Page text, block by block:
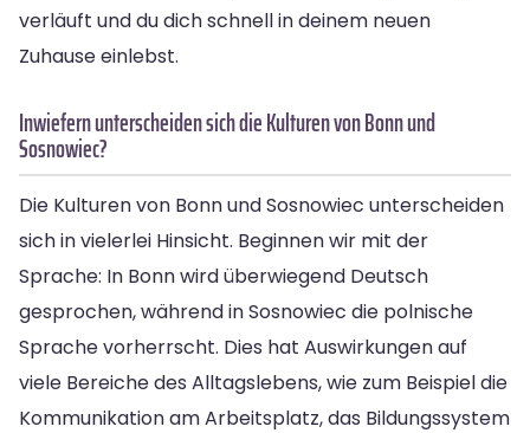
verläuft und du dich schnell in deinem neuen
Zuhause einlebst.
Inwiefern unterscheiden sich die Kulturen von Bonn und
Sosnowiec?
Die Kulturen von Bonn und Sosnowiec unterscheiden
sich in vielerlei Hinsicht. Beginnen wir mit der
Sprache: In Bonn wird überwiegend Deutsch
gesprochen, während in Sosnowiec die polnische
Sprache vorherrscht. Dies hat Auswirkungen auf
viele Bereiche des Alltagslebens, wie zum Beispiel die
Kommunikation am Arbeitsplatz, das Bildungssystem